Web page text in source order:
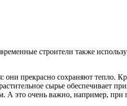
строители также
они прекрасно сохраняют
сырье обеспечивает
А это очень важно, например,